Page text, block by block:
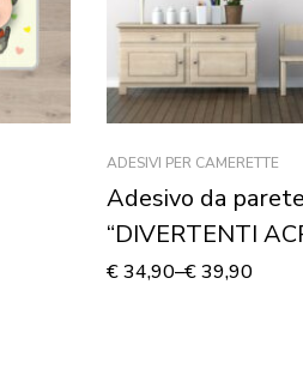
ADESIVI PER CAMERETTE
Adesivo da
“DIVERTENTI
Adesivo murale
€34,90–€39,90